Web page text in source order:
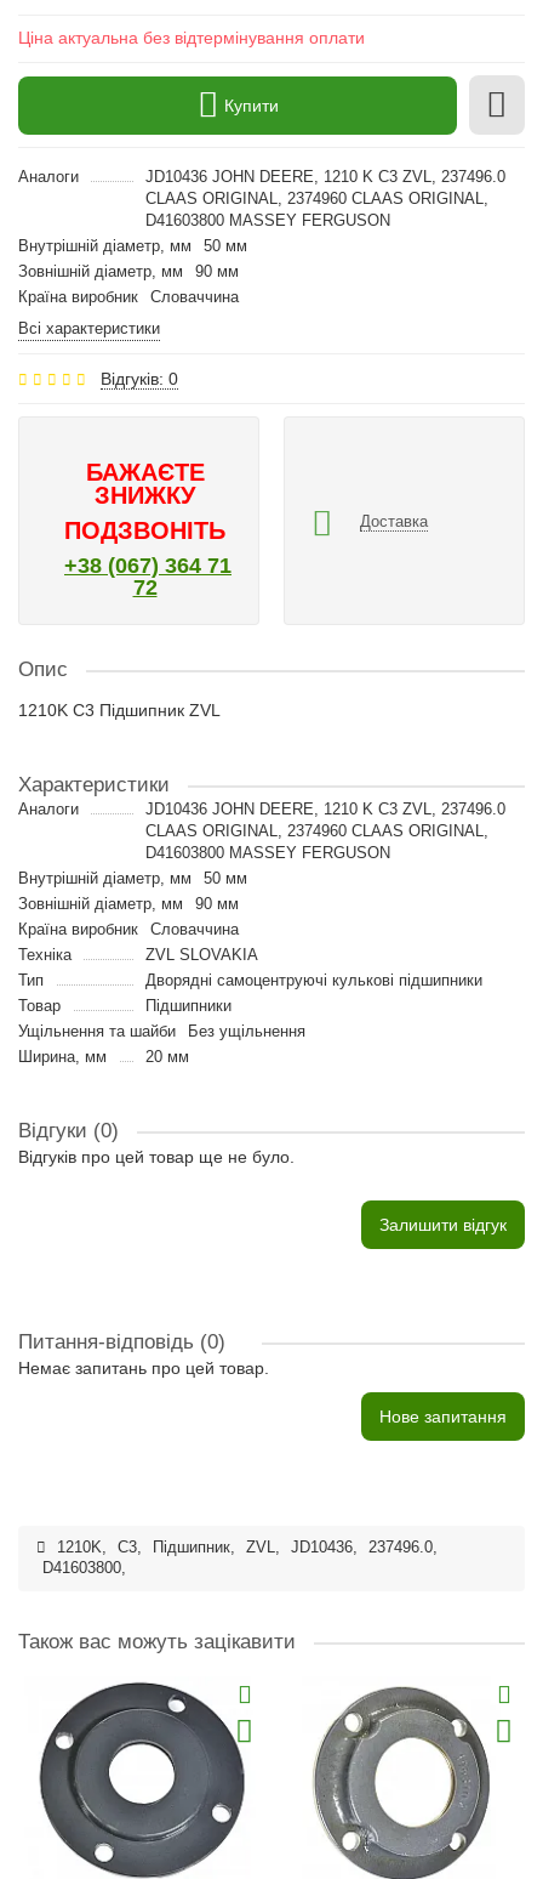
Ціна актуальна без відтермінування оплати
Купити
Аналоги
JD10436 JOHN DEERE, 1210 K C3 ZVL, 237496.0
CLAAS ORIGINAL, 2374960 CLAAS ORIGINAL,
D41603800 MASSEY FERGUSON
Внутрішній діаметр, мм
50 мм
Зовнішній діаметр, мм
90 мм
Країна виробник
Словаччина
Всі характеристики
Відгуків: 0
БАЖАЄТЕ
ЗНИЖКУ
ПОДЗВОНІТЬ
+38 (067) 364 71
72
Доставка
Опис
1210K C3 Підшипник ZVL
Характеристики
Аналоги
JD10436 JOHN DEERE, 1210 K C3 ZVL, 237496.0
CLAAS ORIGINAL, 2374960 CLAAS ORIGINAL,
D41603800 MASSEY FERGUSON
Внутрішній діаметр, мм
50 мм
Зовнішній діаметр, мм
90 мм
Країна виробник
Словаччина
Техніка
ZVL SLOVAKIA
Тип
Дворядні самоцентруючі кулькові підшипники
Товар
Підшипники
Ущільнення та шайби
Без ущільнення
Ширина, мм
20 мм
Відгуки (0)
Відгуків про цей товар ще не було.
Залишити відгук
Питання-відповідь (0)
Немає запитань про цей товар.
Нове запитання
1210K, C3, Підшипник, ZVL, JD10436, 237496.0,
D41603800,
Також вас можуть зацікавити